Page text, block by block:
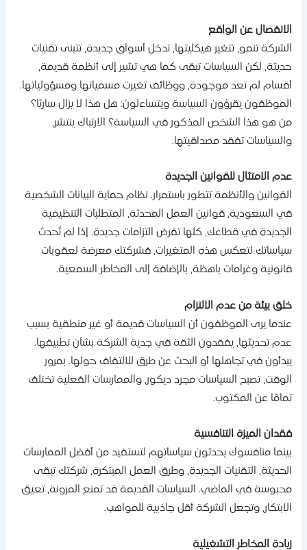
عن الواقع
تنمو، تتغير هيكليتها، تدخل أسواق جديدة، تتبنى تقنيات
لكن السياسات تبقى كما هي تشير إلى أنظمة قديمة،
لم تعد موجودة، ووظائف تغيرت مسمياتها ومسؤولياتها.
يقرؤون السياسة ويتساءلون: هل هذا لا يزال ساريًا؟
هو هذا الشخص المذكور في السياسة؟ الارتباك ينتشر،
تفقد مصداقيتها.
الامتثال للقوانين الجديدة
والأنظمة تتطور باستمرار. نظام حماية البيانات الشخصية
السعودية، قوانين العمل المحدثة، المتطلبات التنظيمية
في قطاعك، كلها تفرض التزامات جديدة. إذا لم تُحدث
لتعكس هذه المتغيرات، فشركتك معرضة لعقوبات
وغرامات باهظة، بالإضافة إلى المخاطر السمعية.
بيئة من عدم الالتزام
يرى الموظفون أن السياسات قديمة أو غير منطقية بسبب
تحديثها، يفقدون الثقة في جدية الشركة بشأن تطبيقها.
في تجاهلها أو البحث عن طرق للالتفاف حولها. بمرور
تصبح السياسات مجرد ديكور، والممارسات الفعلية تختلف
عن المكتوب.
الميزة التنافسية
منافسوك يحدثون سياساتهم لتستفيد من أفضل الممارسات
التقنيات الجديدة، وطرق العمل المبتكرة، شركتك تبقى
في الماضي. السياسات القديمة قد تمنع المرونة، تعيق
وتجعل الشركة أقل جاذبية للمواهب.
المخاطر التشغيلية